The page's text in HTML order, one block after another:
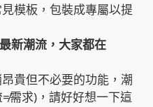
路
模板，包裝成專屬以提
新潮流，大家都在
貴但不必要的功能，潮
需求)，請好好想一下這